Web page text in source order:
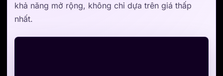
khả năng mở rộng, không chỉ dựa trên giá thấp
nhất.